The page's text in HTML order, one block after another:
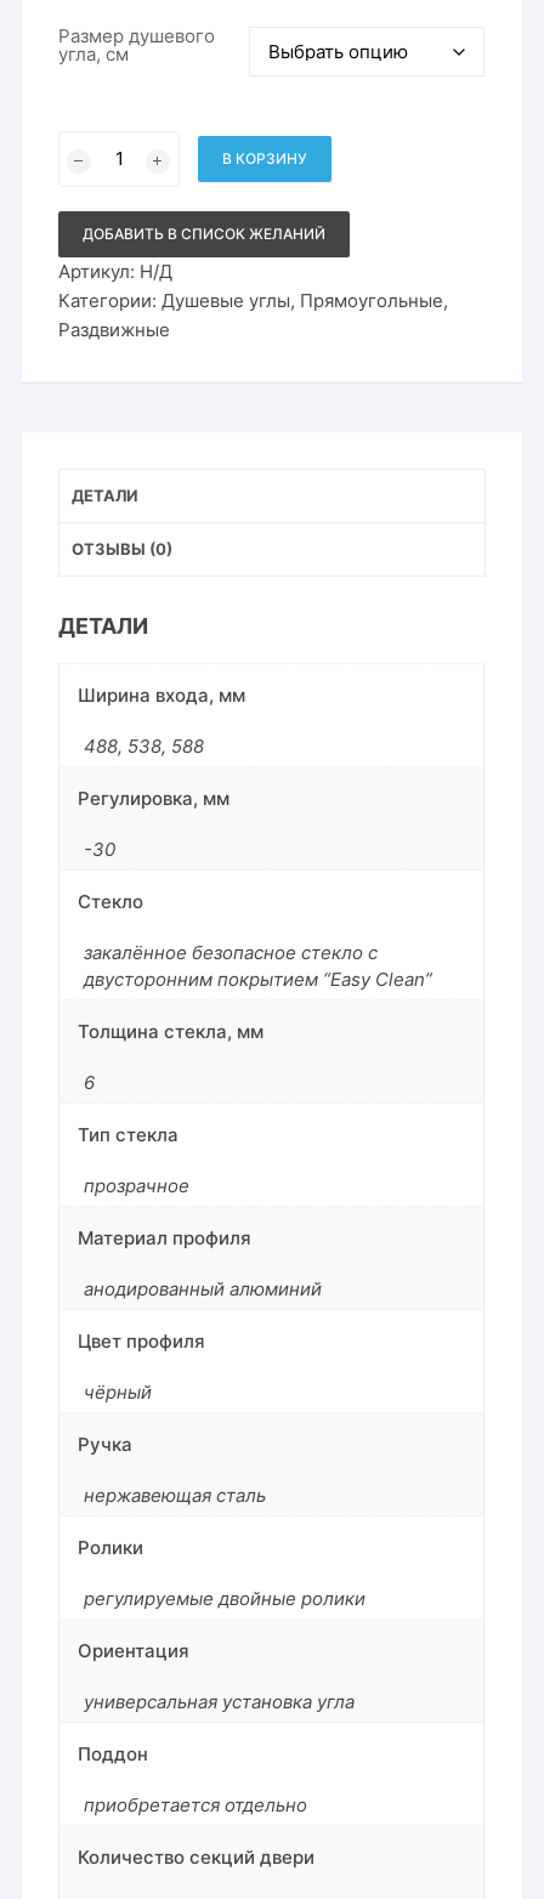
Размер душевого
угла, см
товара
RV-
070
В КОРЗИНУ
ДОБАВИТЬ В СПИСОК ЖЕЛАНИЙ
Артикул: Н/Д
Категории: Душевые углы, Прямоугольные,
Раздвижные
ДЕТАЛИ
ОТЗЫВЫ (0)
ДЕТАЛИ
Ширина входа, мм
488, 538, 588
Регулировка, мм
-30
Стекло
закалённое безопасное стекло с
двусторонним покрытием “Easy Clean”
Толщина стекла, мм
6
Тип стекла
прозрачное
Материал профиля
анодированный алюминий
Цвет профиля
чёрный
Ручка
нержавеющая сталь
Ролики
регулируемые двойные ролики
Ориентация
универсальная установка угла
Поддон
приобретается отдельно
Количество секций двери